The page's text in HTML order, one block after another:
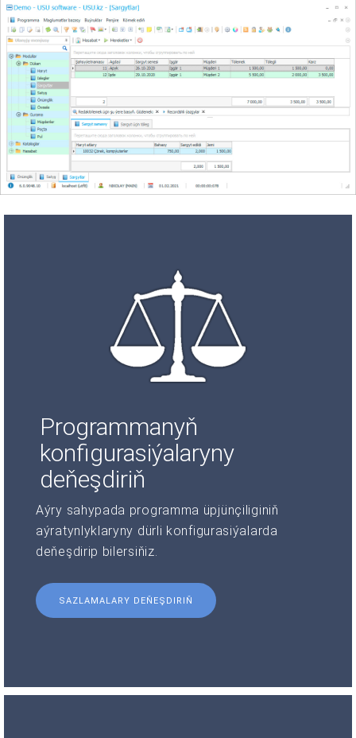
Programmanyň
konfigurasiýalaryny
deňeşdiriň
Aýry sahypada programma üpjünçiliginiň
aýratynlyklaryny dürli konfigurasiýalarda
deňeşdirip bilersiňiz.
SAZLAMALARY DEŇEŞDIRIŇ